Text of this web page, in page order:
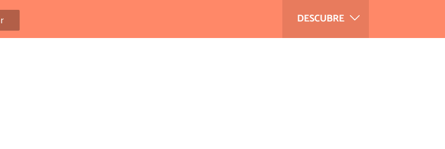
DESCUBRE